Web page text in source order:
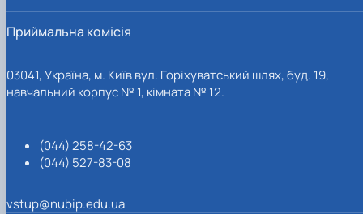
Приймальна комісія
03041, Україна, м. Київ вул. Горіхуватський шлях, буд. 19,
навчальний корпус № 1, кімната № 12.
(044) 258-42-63
(044) 527-83-08
vstup@nubip.edu.ua